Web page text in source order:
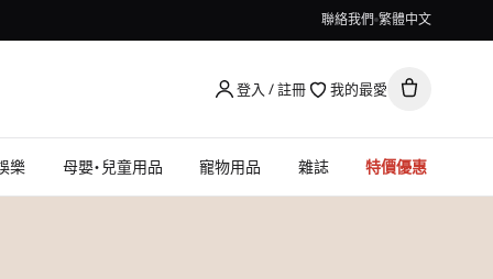
聯絡我們 繁體中文
登入 / 註冊 我的最愛
樂 母嬰・兒童用品 寵物用品 雜誌 特價優惠